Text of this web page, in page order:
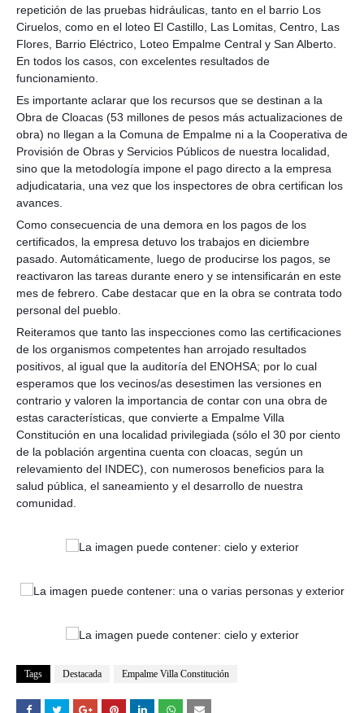
repetición de las pruebas hidráulicas, tanto en el barrio Los
Ciruelos, como en el loteo El Castillo, Las Lomitas, Centro, Las
Flores, Barrio Eléctrico, Loteo Empalme Central y San Alberto.
En todos los casos, con excelentes resultados de
funcionamiento.
Es importante aclarar que los recursos que se destinan a la
Obra de Cloacas (53 millones de pesos más actualizaciones de
obra) no llegan a la Comuna de Empalme ni a la Cooperativa de
Provisión de Obras y Servicios Públicos de nuestra localidad,
sino que la metodología impone el pago directo a la empresa
adjudicataria, una vez que los inspectores de obra certifican los
avances.
Como consecuencia de una demora en los pagos de los
certificados, la empresa detuvo los trabajos en diciembre
pasado. Automáticamente, luego de producirse los pagos, se
reactivaron las tareas durante enero y se intensificarán en este
mes de febrero. Cabe destacar que en la obra se contrata todo
personal del pueblo.
Reiteramos que tanto las inspecciones como las certificaciones
de los organismos competentes han arrojado resultados
positivos, al igual que la auditoría del ENOHSA; por lo cual
esperamos que los vecinos/as desestimen las versiones en
contrario y valoren la importancia de contar con una obra de
estas características, que convierte a Empalme Villa
Constitución en una localidad privilegiada (sólo el 30 por ciento
de la población argentina cuenta con cloacas, según un
relevamiento del INDEC), con numerosos beneficios para la
salud pública, el saneamiento y el desarrollo de nuestra
comunidad.
Tags Destacada Empalme Villa Constitución